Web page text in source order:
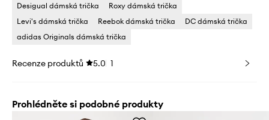
Desigual dámská trička
Roxy dámská trička
Levi's dámská trička
Reebok dámská trička
DC dámská trička
adidas Originals dámská trička
Recenze produktů 5.0 1
Prohlédněte si podobné produkty